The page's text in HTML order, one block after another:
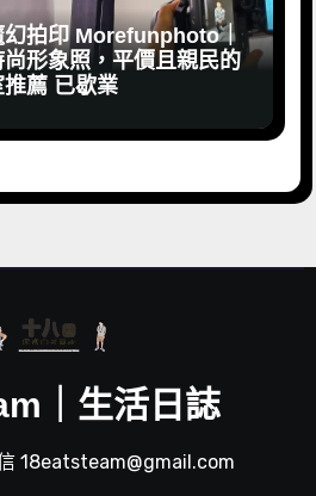
幻拍印 Morefunphoto｜
形象照，平價且親民的
薦 已歇業
｜生活日誌
18eatsteam@gmail.com